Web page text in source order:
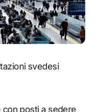
svedesi
con posti a sedere